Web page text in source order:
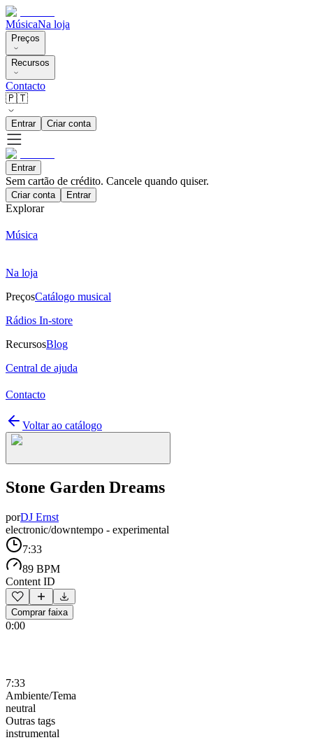
MúsicaNa loja
Preços
Recursos
Contacto
🇵🇹
Entrar Criar conta
Entrar
Sem cartão de crédito. Cancele quando quiser.
Criar conta Entrar
Explorar
Música
Na loja
PreçosCatálogo musical
Rádios In-store
RecursosBlog
Central de ajuda
Contacto
Voltar ao catálogo
Stone Garden Dreams
porDJ Ernst
electronic/downtempo - experimental
7:33
89 BPM
Content ID
Comprar faixa
0:00
7:33
Ambiente/Tema
neutral
Outras tags
instrumental